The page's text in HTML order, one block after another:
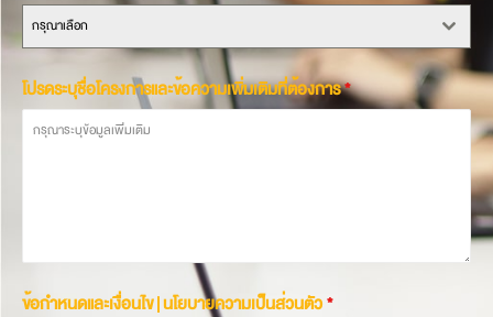
กรุณาเลือก
โปรดระบุชื่อโครงการและข้อความเพิ่มเติมที่ต้องการ*
ข้อกำหนดและเงื่อนไข | นโยบายความเป็นส่วนตัว*